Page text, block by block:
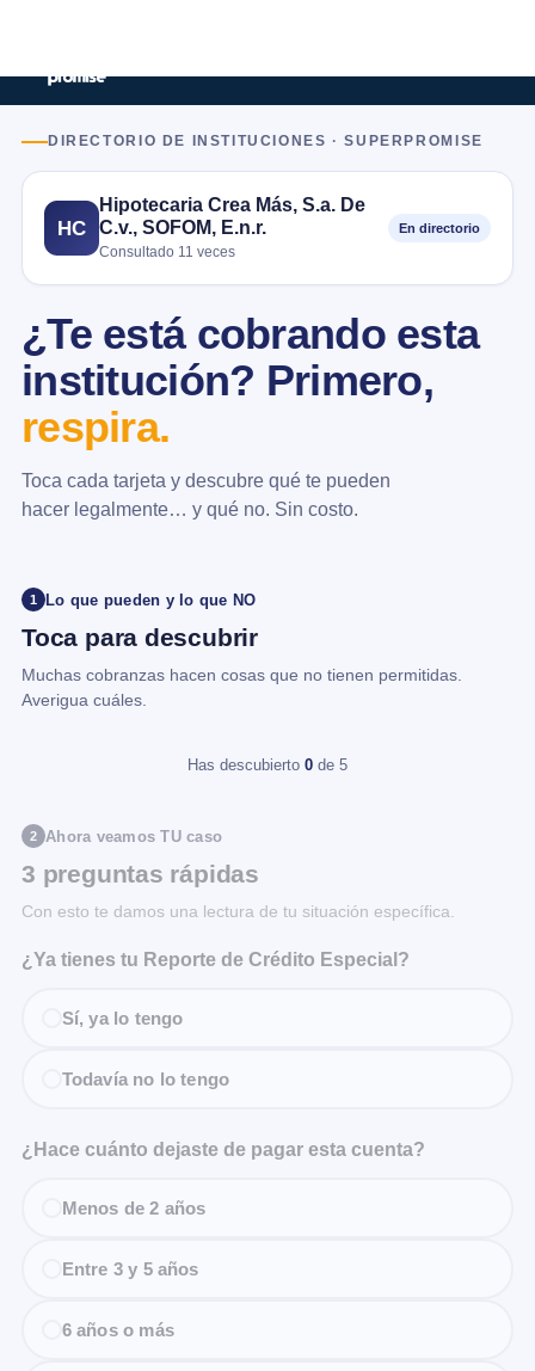
DIRECTORIO DE INSTITUCIONES · SUPERPROMISE
HC
Hipotecaria Crea Más, S.a. De
C.v., SOFOM, E.n.r.
Consultado 11 veces
En directorio
¿Te está cobrando esta
institución? Primero,
respira.
Toca cada tarjeta y descubre qué te pueden
hacer legalmente… y qué no. Sin costo.
1 Lo que pueden y lo que NO
Toca para descubrir
Muchas cobranzas hacen cosas que no tienen permitidas.
Averigua cuáles.
Has descubierto 0 de 5
2 Ahora veamos TU caso
3 preguntas rápidas
Con esto te damos una lectura de tu situación específica.
¿Ya tienes tu Reporte de Crédito Especial?
Sí, ya lo tengo
Todavía no lo tengo
¿Hace cuánto dejaste de pagar esta cuenta?
Menos de 2 años
Entre 3 y 5 años
6 años o más